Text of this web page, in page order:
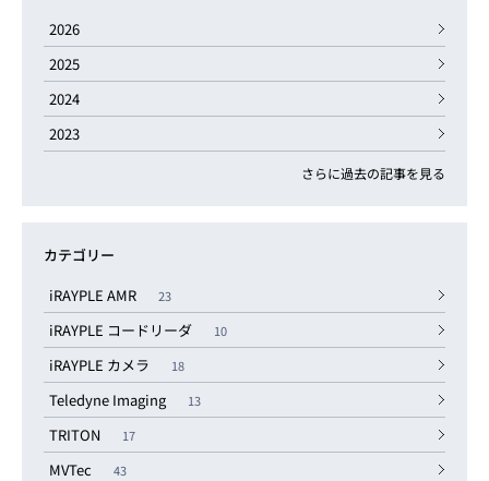
2026
2025
2024
2023
さらに過去の記事を見る
カテゴリー
iRAYPLE AMR
23
iRAYPLE コードリーダ 10
iRAYPLE カメラ 18
Teledyne Imaging 13
TRITON 17
MVTec 43